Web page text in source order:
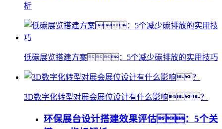
析
低碳展览搭建方案：5个减少碳排放的实用技巧
3D数字化转型对展会展位设计有什么影响？
环保展台设计搭建效果评估：5个关